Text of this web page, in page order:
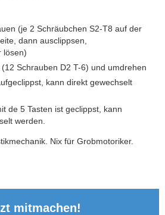
(je 2 Schräubchen S2-T8 auf der
dann ausclippsen,
lösen)
Schrauben D2 T-6) und umdrehen
kann direkt gewechselt
de 5 Tasten ist geclippst, kann
werden.
Nix für Grobmotoriker.
mitmachen!